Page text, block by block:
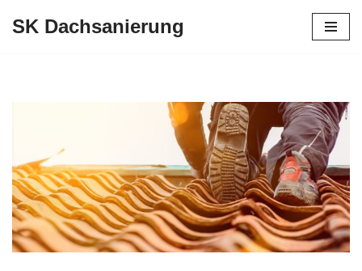
SK Dachsanierung